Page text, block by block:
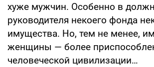
хуже мужчин. Особенно в
руководителя некоего фонда
имущества. Но, тем не менее,
женщины — более
человеческой цивилизации…